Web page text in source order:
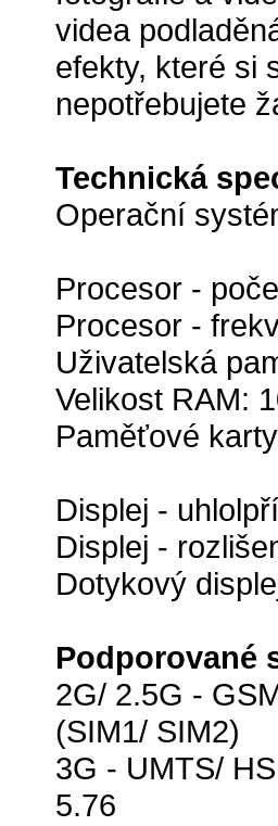
videa
efekty, které si
nepotřebujete
Technická
Operační
Procesor -
Procesor -
Uživatelská
Velikost RAM:
Paměťové
Displej -
Displej -
Dotykový
Podporované
2G/ 2.5G -
(SIM1/ SIM2)
3G - UMTS/
5.76